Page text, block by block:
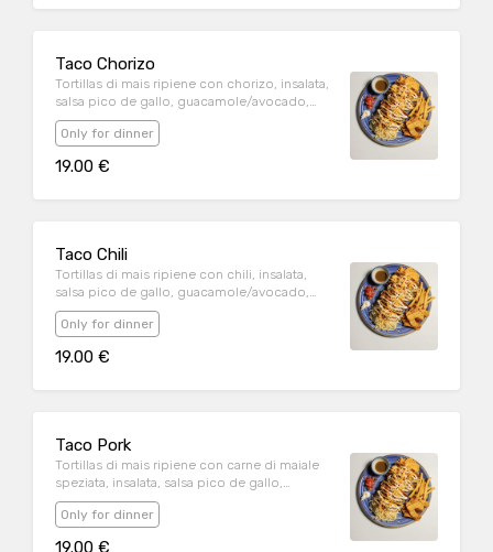
Taco Chorizo
Tortillas di mais ripiene con chorizo, insalata,
salsa pico de gallo, guacamole/avocado,
panna acida e formaggio.
Only for dinner
19.00 €
Taco Chili
Tortillas di mais ripiene con chili, insalata,
salsa pico de gallo, guacamole/avocado,
panna acida e formaggio.
Only for dinner
19.00 €
Taco Pork
Tortillas di mais ripiene con carne di maiale
speziata, insalata, salsa pico de gallo,
guacamole/avocado, panna acida e
formaggio.
Only for dinner
19.00 €